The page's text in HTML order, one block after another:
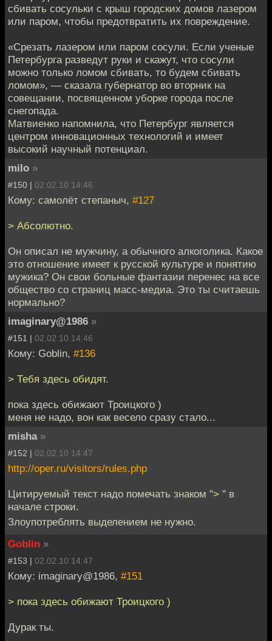
сбивать сосульки с крыш городских домов лазером
или паром, чтобы предотвратить их повреждение.
«Срезать лазером или паром сосули. Если ученые
Петербурга разведут руки и скажут, что сосули
можно только ломом сбивать, то будем сбивать
ломом», — сказала губернатор во вторник на
совещании, посвященном уборке города после
снегопада.
Матвиенко напомнила, что Петербург является
центром инновационных технологий и имеет
высокий научный потенциал.
milo »
#150 | 02.02.10 14:46
Кому: самолёт степаныч, #127
> Абсолютно.
Он описал не мужчину, а обычного алкоголика. Какое
это отношение имеет к русской культуре и понятию
мужика? Он свои больные фантазии перенес на все
общество со страниц масс-медиа. Это ты считаешь
нормально?
imaginary@1986 »
#151 | 02.02.10 14:46
Кому: Goblin, #136
> Тебя здесь обидят.
пока здесь обижают Троицкого )
меня не надо, вон как весело сразу стало...
misha »
#152 | 02.02.10 14:47
http://oper.ru/visitors/rules.php
Цитируемый текст надо помечать знаком "> " в
начале строки.
Злоупотреблять выделением не нужно.
Goblin »
#153 | 02.02.10 14:47
Кому: imaginary@1986, #151
> пока здесь обижают Троицкого )
Дурак ты.